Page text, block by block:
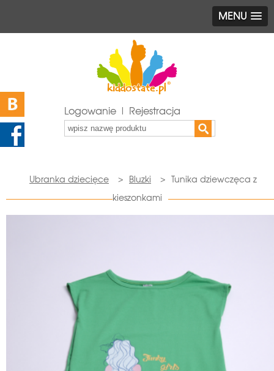
MENU
Logowanie | Rejestracja
Ubranka dziecięce > Bluzki >
Tunika dziewczęca z
kieszonkami